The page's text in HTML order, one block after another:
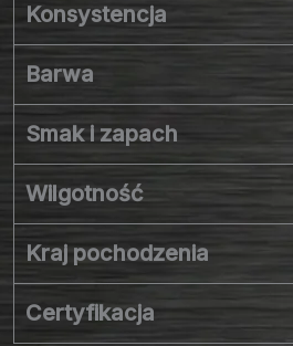
Konsystencja
Barwa
Smak i zapach
Wilgotność
Kraj pochodzenia
Certyfikacja